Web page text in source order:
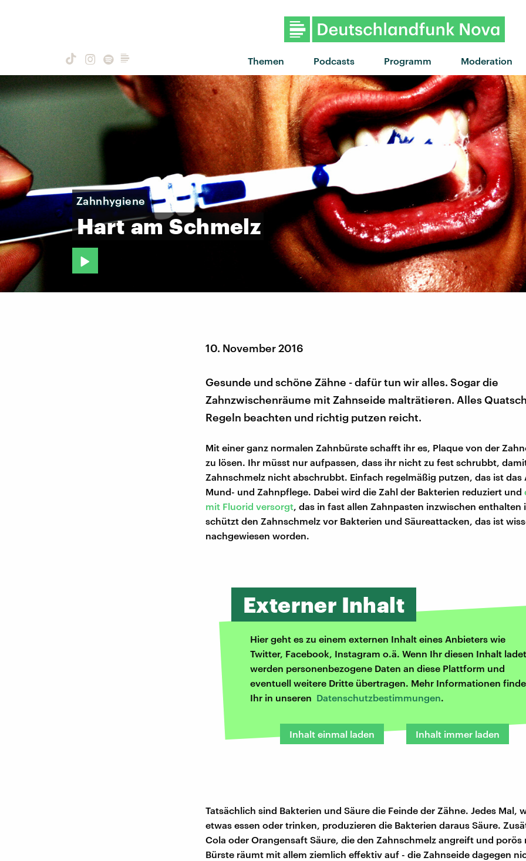
Themen Podcasts Programm Moderation
Zahnhygiene
Hart am Schmelz
10. November 2016
Gesunde und schöne Zähne - dafür tun wir alles. Sogar die
Zahnzwischenräume mit Zahnseide malträtieren. Alles
Regeln beachten und richtig putzen reicht.
Mit einer ganz normalen Zahnbürste schafft ihr es, Plaque von der
zu lösen. Ihr müsst nur aufpassen, dass ihr nicht zu fest schrubbt,
Zahnschmelz nicht abschrubbt. Einfach regelmäßig putzen, das ist das
Mund- und Zahnpflege. Dabei wird die Zahl der Bakterien reduziert und
mit Fluorid versorgt, das in fast allen Zahnpasten inzwischen enthalten
schützt den Zahnschmelz vor Bakterien und Säureattacken, das ist
nachgewiesen worden.
Externer Inhalt
Hier geht es zu einem externen Inhalt eines Anbieters wie
Twitter, Facebook, Instagram o.ä. Wenn Ihr diesen Inhalt
werden personenbezogene Daten an diese Plattform und
eventuell weitere Dritte übertragen. Mehr Informationen
Ihr in unseren Datenschutzbestimmungen.
Inhalt einmal laden Inhalt immer laden
Tatsächlich sind Bakterien und Säure die Feinde der Zähne. Jedes Mal,
etwas essen oder trinken, produzieren die Bakterien daraus Säure.
Cola oder Orangensaft Säure, die den Zahnschmelz angreift und porös
Bürste räumt mit allem ziemlich effektiv auf - die Zahnseide dagegen